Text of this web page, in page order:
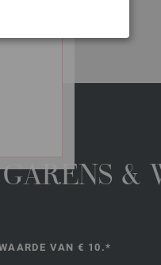
&
VAN € 10.*